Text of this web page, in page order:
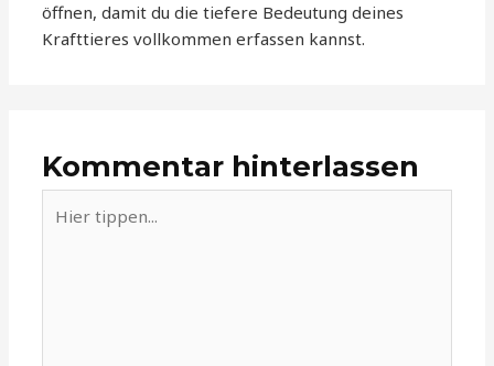
öffnen, damit du die tiefere Bedeutung deines
Krafttieres vollkommen erfassen kannst.
Kommentar hinterlassen
tippen...